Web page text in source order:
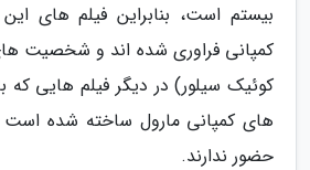
بیستم است، بنابراین فیلم های
کمپانی فراوری شده اند و شخصیت
کوئیک سیلور) در دیگر فیلم هایی
های کمپانی مارول ساخته شده است
حضور ندارند.